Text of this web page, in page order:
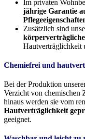
Im privaten
jährige Garantie
Zusätzlich sind
Hautverträglichkeit
Chemiefrei und
Bei der Produktion
Verzicht von chemischen
hinaus werden sie vom
Hautverträglichkeit
geeignet.